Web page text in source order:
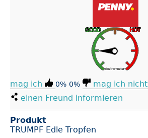
mag ich 0% 0% mag ich nicht
einen Freund informieren
Produkt
TRUMPF Edle Tropfen